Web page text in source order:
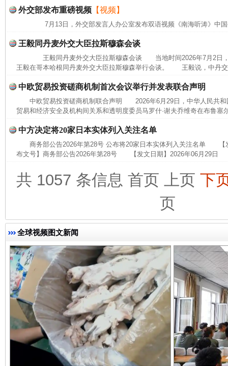
外交部发布重磅视频 【视频】
7月13日，外交部发言人办公室发布双语视频《南海听涛》中国
王毅同丹麦外交大臣拉斯穆森会谈
王毅同丹麦外交大臣拉斯穆森会谈 当地时间2026年7月2日，
王毅在哥本哈根同丹麦外交大臣拉斯穆森举行会谈。 王毅说，中丹
中欧贸易投资磋商机制首次会议举行并发表联合声明
中欧贸易投资磋商机制联合声明 2026年6月29日，中华人民共和
贸易和经济安全及机构间关系和透明度委员马罗什·谢夫乔维奇在布鲁塞
中方决定将20家日本实体列入关注名单
商务部公告2026年第28号 公布将20家日本实体列入关注名单
布文号】商务部公告2026年第28号 【发文日期】2026年06月29日
共 1057 条信息 首页 上页 下
页
全球视频图文新闻
东山县通报“牛蛙产品抗生素超标问题” 法